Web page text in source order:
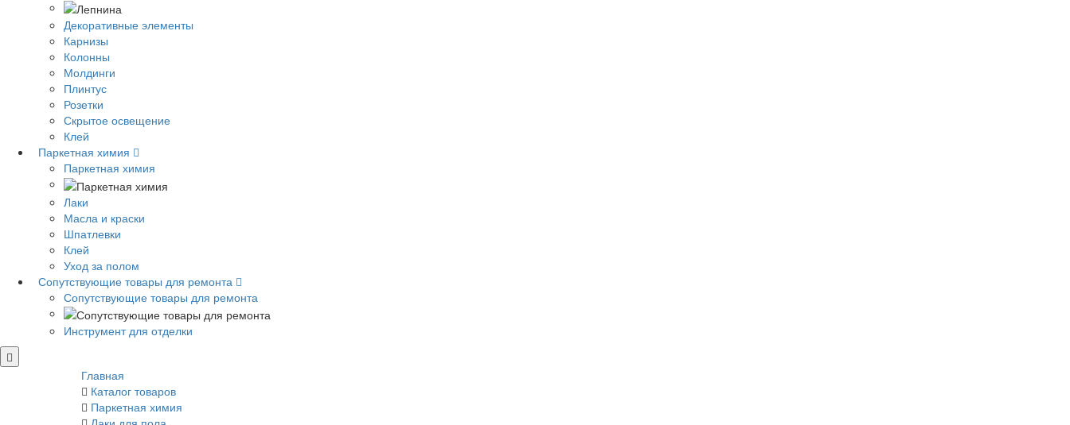
Декоративные элементы
Карнизы
Колонны
Молдинги
Плинтус
Розетки
Скрытое освещение
Клей
Паркетная химия
Паркетная химия
Лаки
Масла и краски
Шпатлевки
Клей
Уход за полом
Сопутствующие товары для ремонта
Сопутствующие товары для ремонта
Инструмент для отделки
Главная
Каталог товаров
Паркетная химия